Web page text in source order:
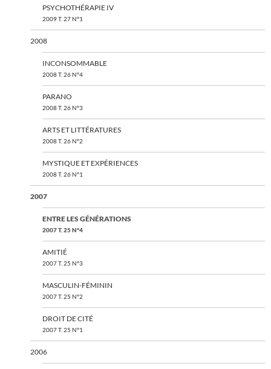
PSYCHOTHÉRAPIE IV
2009 T. 27 N°1
2008
INCONSOMMABLE
2008 T. 26 N°4
PARANO
2008 T. 26 N°3
ARTS ET LITTÉRATURES
2008 T. 26 N°2
MYSTIQUE ET EXPÉRIENCES
2008 T. 26 N°1
2007
ENTRE LES GÉNÉRATIONS
2007 T. 25 N°4
AMITIÉ
2007 T. 25 N°3
MASCULIN-FÉMININ
2007 T. 25 N°2
DROIT DE CITÉ
2007 T. 25 N°1
2006